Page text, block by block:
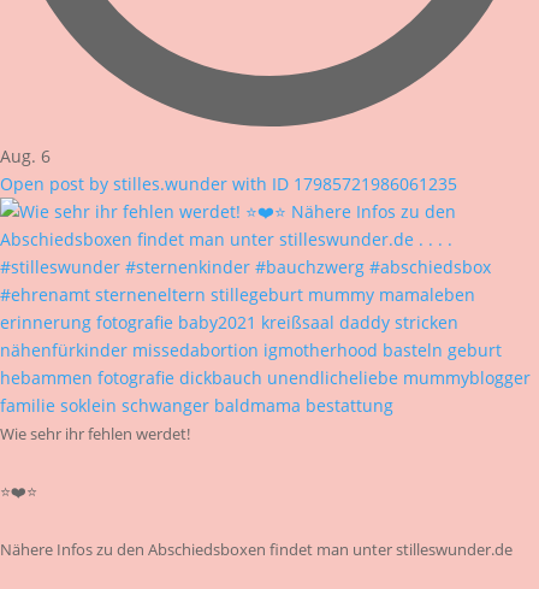
Aug. 6
Open post by stilles.wunder with ID 17985721986061235
Wie sehr ihr fehlen werdet!
⭐❤️⭐
Nähere Infos zu den Abschiedsboxen findet man unter stilleswunder.de